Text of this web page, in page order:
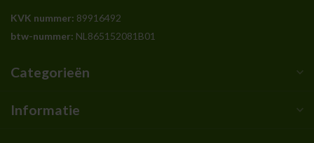
KVK nummer: 89916492
btw-nummer: NL865152081B01
Categorieën
Informatie